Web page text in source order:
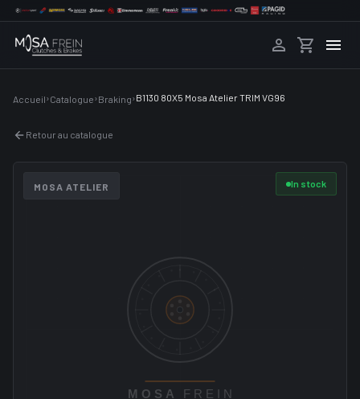
Accueil›Catalogue›Braking›B1130 80X5 Mosa Atelier TRIM VG96
Retour au catalogue
MOSA ATELIER In stock